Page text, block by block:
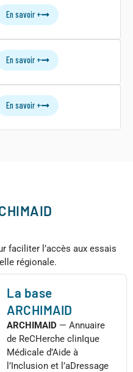
En savoir +
En savoir +
En savoir +
faciliter l’accès aux essais
régionale.
La base
ARCHIMAID
ARCHIMAID — Annuaire
de ReCHerche clinIque
Médicale d’Aide à
l’Inclusion et l’aDressage